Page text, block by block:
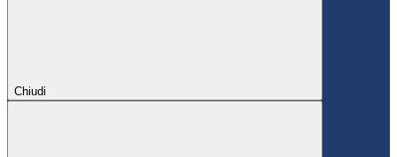
Chiudi